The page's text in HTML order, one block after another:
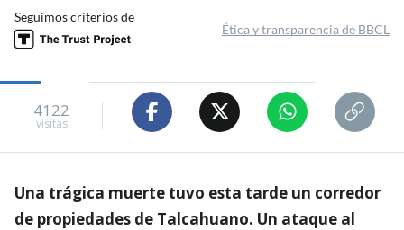
Seguimos criterios de
Ética y transparencia de BBCL
4122
visitas
Una trágica muerte tuvo esta tarde un corredor
de propiedades de Talcahuano. Un ataque al